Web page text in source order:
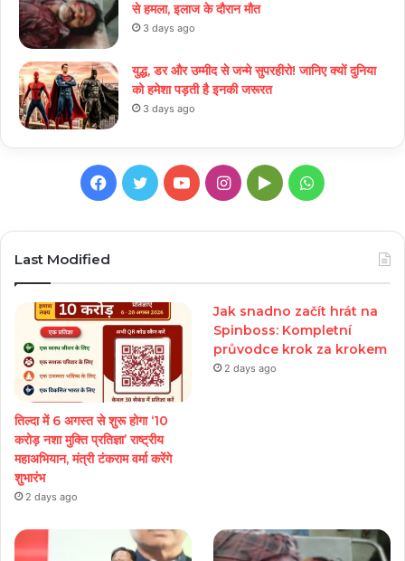
से हमला, इलाज के दौरान मौत
3 days ago
युद्ध, डर और उम्मीद से जन्मे सुपरहीरो! जानिए क्यों दुनिया
को हमेशा पड़ती है इनकी जरूरत
3 days ago
Facebook
TwitterYouTubeInstagram
GoogleWhatsApp
Last Modified
तिल्दा में 6 अगस्त से शुरू होगा ‘10
करोड़ नशा मुक्ति प्रतिज्ञा’ राष्ट्रीय
महाअभियान, मंत्री टंकराम वर्मा करेंगे
शुभारंभ
2 days ago
Jak snadno začít hrát na
Spinboss: Kompletní
průvodce krok za krokem
2 days ago